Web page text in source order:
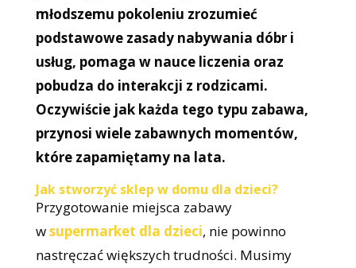
młodszemu pokoleniu zrozumieć
podstawowe zasady nabywania dóbr i
usług, pomaga w nauce liczenia oraz
pobudza do interakcji z rodzicami.
Oczywiście jak każda tego typu zabawa,
przynosi wiele zabawnych momentów,
które zapamiętamy na lata.
Jak stworzyć sklep w domu dla dzieci?
Przygotowanie miejsca zabawy
wsupermarket dla dzieci, nie powinno
nastręczać większych trudności. Musimy